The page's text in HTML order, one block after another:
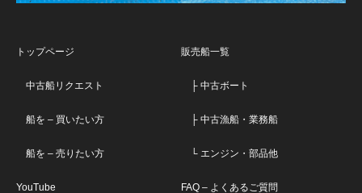
トップページ
中古船リクエスト
船を – 買いたい方
船を – 売りたい方
YouTube
販売船一覧
├ 中古ボート
├ 中古漁船・業務船
└ エンジン・部品他
FAQ – よくあるご質問